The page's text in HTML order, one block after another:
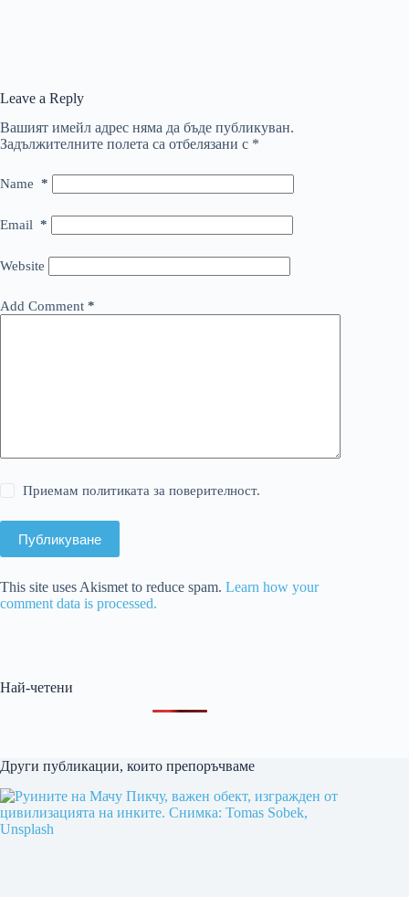
Leave a Reply
Вашият имейл адрес няма да бъде публикуван.
Задължителните полета са отбелязани с *
Name *
Email *
Website
Add Comment *
Приемам политиката за поверителност.
Публикуване
This site uses Akismet to reduce spam. Learn how your
comment data is processed.
Най-четени
Други публикации, които препоръчваме